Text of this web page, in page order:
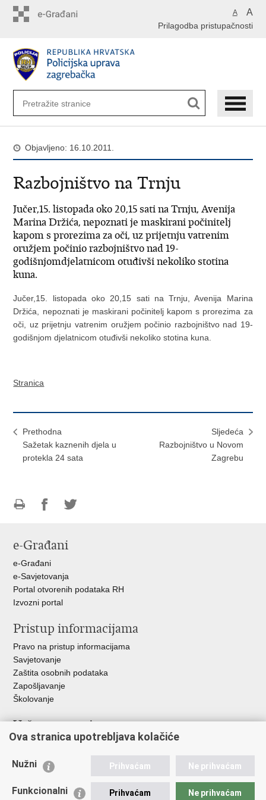
A A
Prilagodba pristupačnosti
Objavljeno: 16.10.2011.
Razbojništvo na Trnju
Jučer,15. listopada oko 20,15 sati na Trnju, Avenija
Marina Držića, nepoznati je maskirani počinitelj
kapom s prorezima za oči, uz prijetnju vatrenim
oružjem počinio razbojništvo nad 19-
godišnjomdjelatnicom otuđivši nekoliko stotina
kuna.
Jučer,15. listopada oko 20,15 sati na Trnju, Avenija Marina
Držića, nepoznati je maskirani počinitelj kapom s prorezima za
oči, uz prijetnju vatrenim oružjem počinio razbojništvo nad 19-
godišnjom djelatnicom otuđivši nekoliko stotina kuna.
Stranica
Prethodna
Sažetak kaznenih djela u
protekla 24 sata
Sljedeća
Razbojništvo u Novom
Zagrebu
FacebookuTwitteru
e-Građani
e-Građani
e-Savjetovanja
Portal otvorenih podataka RH
Izvozni portal
Pristup informacijama
Pravo na pristup informacijama
Savjetovanje
Zaštita osobnih podataka
Zapošljavanje
Školovanje
Važne poveznice
Ministarstvo unutarnjih poslova
Udruge
Policijska akademija
Ova stranica upotrebljava kolačiće
Nužni Prihvaćam Ne prihvaćam
Funkcionalni Prihvaćam Ne prihvaćam